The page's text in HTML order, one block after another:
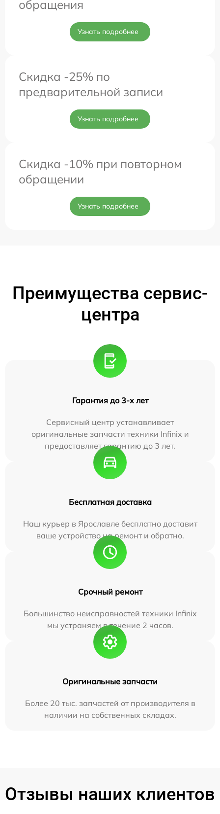
обращения
Узнать подробнее
Скидка -25% по
предварительной записи
Узнать подробнее
Скидка -10% при повторном
обращении
Узнать подробнее
Преимущества сервис-
центра
Гарантия до 3-х лет
Сервисный центр устанавливает
оригинальные запчасти техники Infinix и
предоставляет гарантию до 3 лет.
Бесплатная доставка
Наш курьер в Ярославле бесплатно доставит
ваше устройство на ремонт и обратно.
Срочный ремонт
Большинство неисправностей техники Infinix
мы устраняем в течение 2 часов.
Оригинальные запчасти
Более 20 тыс. запчастей от производителя в
наличии на собственных складах.
Отзывы наших клиентов